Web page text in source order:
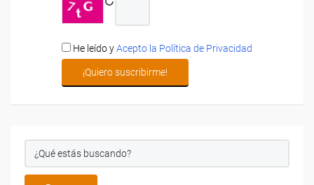
He leído yAcepto la Política de Privacidad